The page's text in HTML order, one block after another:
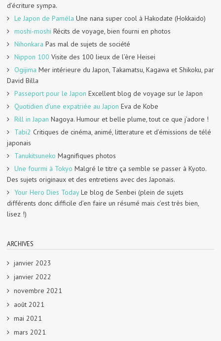
d’écriture sympa.
Le Japon de Paméla Une nana super cool à Hakodate (Hokkaido)
moshi-moshi Récits de voyage, bien fourni en photos
Nihonkara Pas mal de sujets de société
Nippon 100 Visite des 100 lieux de l’ère Heisei
Ogijima Mer intérieure du Japon, Takamatsu, Kagawa et Shikoku, par
David Billa
Passeport pour le Japon Excellent blog de voyage sur le Japon
Quotidien d'une expatriée au Japon Eva de Kobe
Rill in Japan Nagoya. Humour et belle plume, tout ce que j’adore !
Tabi2 Critiques de cinéma, animé, litterature et d’émissions de télé
japonais
Tanukitsuneko Magnifiques photos
Une fourmi à Tokyo Malgré le titre ça semble se passer à Kyoto.
Des sujets originaux et des entretiens avec des Japonais.
Your Hero Dies TodayLe blog de Senbei (plein de sujets
différents donc difficile d’en faire un résumé mais c’est très bien,
lisez !)
ARCHIVES
janvier 2023
janvier 2022
novembre 2021
août 2021
mai 2021
mars 2021